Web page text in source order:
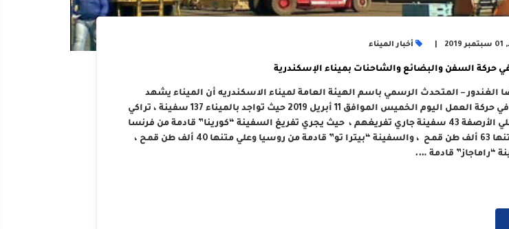
أخبار الميناء
حركة السفن والبضائع والشاحنات بميناء الإسكندرية
الغندور – المتحدث الرسمي باسم الهيئة العامة لميناء الاسكندريه أن الميناء يشهد
نشاطا في حركة العمل اليوم الخميس الموافق 11 أبريل 2019 حيث تواجد بالميناء 137 سفينة ، تراكي
منهم علي الأرصفة 43 سفينة جاري تفريغهم ، حيث يجري تفريغ السفينة “كورينا” قادمة من فرنسا
وعلي متنها 63 ألف طن قمح ، والسفينة “بيترا تو” قادمة من روسيا وعلي متنها 40 ألف طن قمح ،
“راماجاز” قادمة ….